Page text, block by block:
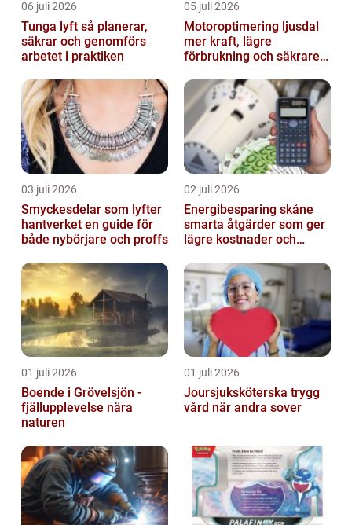
06 juli 2026
Tunga lyft så planerar,
säkrar och genomförs
arbetet i praktiken
05 juli 2026
Motoroptimering ljusdal
mer kraft, lägre
förbrukning och säkrare
03 juli 2026
Smyckesdelar som lyfter
hantverket en guide för
både nybörjare och proffs
02 juli 2026
Energibesparing skåne
smarta åtgärder som ger
lägre kostnader och
01 juli 2026
Boende i Grövelsjön -
fjällupplevelse nära
naturen
01 juli 2026
Joursjuksköterska trygg
vård när andra sover